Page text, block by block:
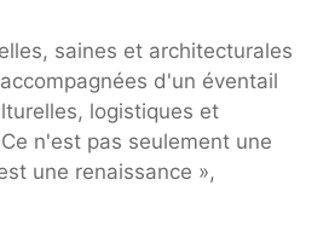
saines et architecturales
d'un éventail
logistiques et
n'est pas seulement une
une renaissance »,